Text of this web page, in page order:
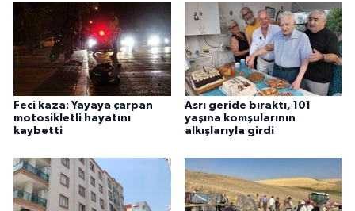
Feci kaza: Yayaya çarpan
motosikletli hayatını
kaybetti
Asrı geride bıraktı, 101
yaşına komşularının
alkışlarıyla girdi